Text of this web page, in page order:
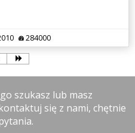
284000
szukasz lub masz
się z nami, chętnie